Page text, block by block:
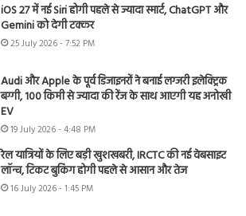
iOS 27 में नई Siri होगी पहले से ज्यादा स्मार्ट, ChatGPT और
Gemini को देगी टक्कर
25 July 2026 - 7:52 PM
Audi और Apple के पूर्व डिजाइनरों ने बनाई लग्जरी इलेक्ट्रिक
बग्गी, 100 किमी से ज्यादा की रेंज के साथ आएगी यह अनोखी
EV
19 July 2026 - 4:48 PM
रेल यात्रियों के लिए बड़ी खुशखबरी, IRCTC की नई वेबसाइट
लॉन्च, टिकट बुकिंग होगी पहले से आसान और तेज
16 July 2026 - 1:45 PM